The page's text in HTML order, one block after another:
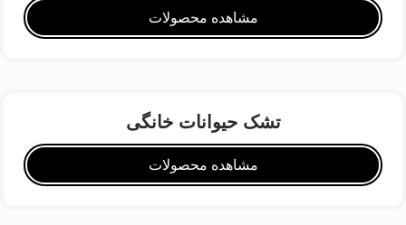
مشاهده محصولات
تشک حیوانات خانگی
مشاهده محصولات